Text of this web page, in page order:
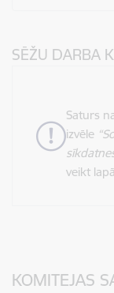
SĒŽU DARBA
Saturs
izvēle
veikt lapā
KOMITEJAS